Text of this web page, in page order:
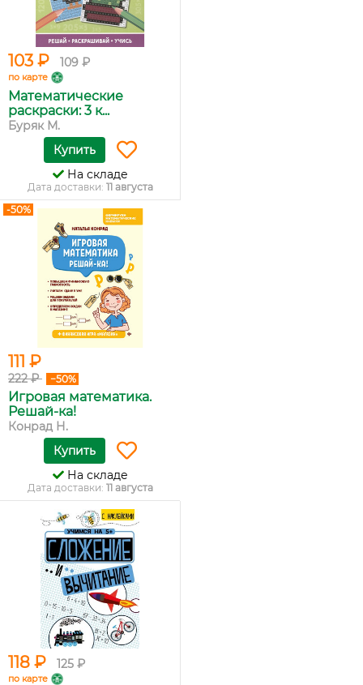
103 ₽ 109 ₽
по карте
Математические
раскраски: 3 к...
Буряк М.
Купить
На складе
Дата доставки: 11 августа
-50%
111 ₽
222 ₽ −50%
Игровая математика.
Решай-ка!
Конрад Н.
Купить
На складе
Дата доставки: 11 августа
118 ₽ 125 ₽
по карте